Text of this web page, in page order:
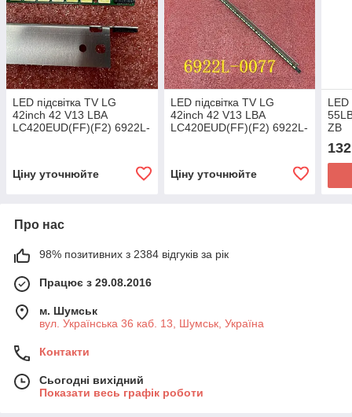
LED підсвітка TV LG
42inch 42 V13 LBA
LC420EUD(FF)(F2) 6922L-
Ціну уточнюйте
LED підсвітка TV LG
42inch 42 V13 LBA
LC420EUD(FF)(F2) 6922L-
Ціну уточнюйте
LED
ZB
132
Про нас
98% позитивних з 2384 відгуків за рік
Працює з 29.08.2016
м. Шумськ
вул. Українська 36 каб. 13, Шумськ, Україна
Контакти
Сьогодні вихідний
Показати весь графік роботи